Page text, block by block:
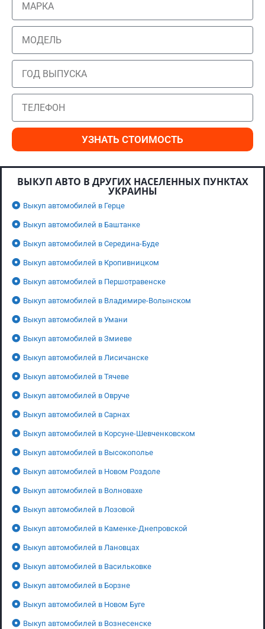
УЗНАТЬ СТОИМОСТЬ
ВЫКУП АВТО В ДРУГИХ НАСЕЛЕННЫХ ПУНКТАХ
УКРАИНЫ
Выкуп автомобилей в Герце
Выкуп автомобилей в Баштанке
Выкуп автомобилей в Середина-Буде
Выкуп автомобилей в Кропивницком
Выкуп автомобилей в Першотравенске
Выкуп автомобилей в Владимире-Волынском
Выкуп автомобилей в Умани
Выкуп автомобилей в Змиеве
Выкуп автомобилей в Лисичанске
Выкуп автомобилей в Тячеве
Выкуп автомобилей в Овруче
Выкуп автомобилей в Сарнах
Выкуп автомобилей в Корсуне-Шевченковском
Выкуп автомобилей в Высокополье
Выкуп автомобилей в Новом Роздоле
Выкуп автомобилей в Волновахе
Выкуп автомобилей в Лозовой
Выкуп автомобилей в Каменке-Днепровской
Выкуп автомобилей в Лановцах
Выкуп автомобилей в Васильковке
Выкуп автомобилей в Борзне
Выкуп автомобилей в Новом Буге
Выкуп автомобилей в Вознесенске